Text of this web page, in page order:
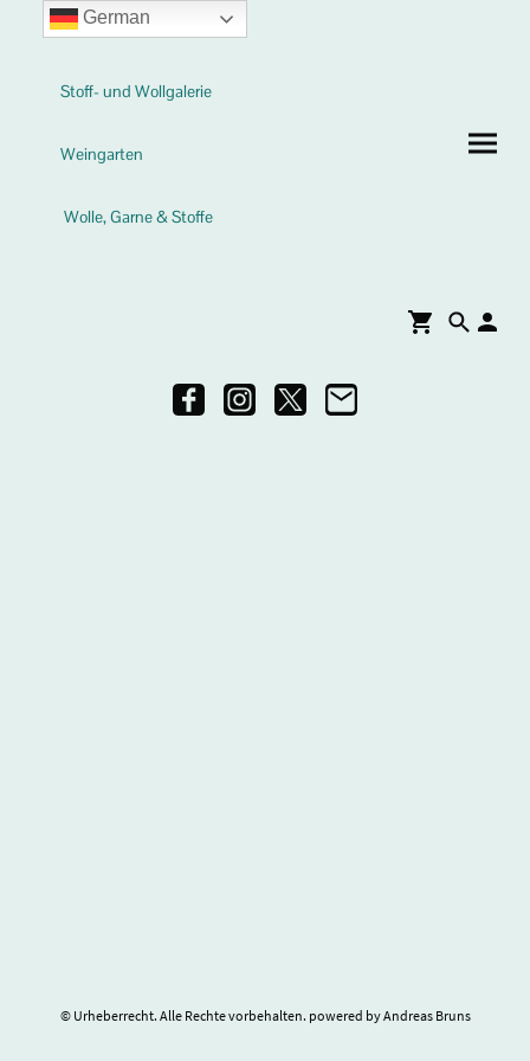
Stoff- und Wollgalerie
Weingarten
Wolle, Garne & Stoffe
© Urheberrecht. Alle Rechte vorbehalten. powered by Andreas Bruns
German